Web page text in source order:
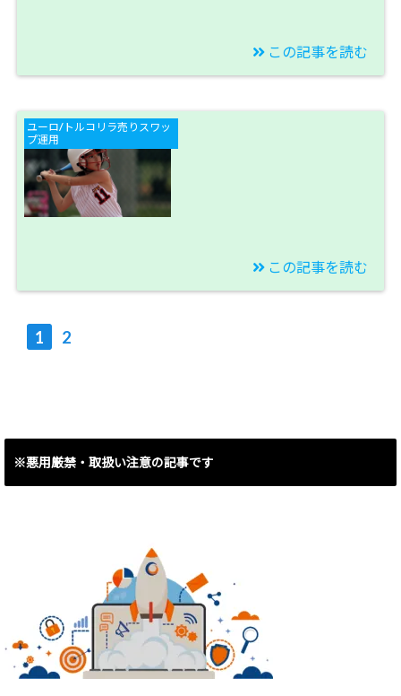
【撃沈】ユーロ円売り
積立＆スイングトレー
ドの大問題が発生！
【今週のスワップ投資
結果】
この記事を読む
ユーロ/トルコリラ売りスワッ
プ運用
ユーロ円売りスイング
トレード開始！【今週
この記事を読む
1 2
※悪用厳禁・取扱い注意の記事です